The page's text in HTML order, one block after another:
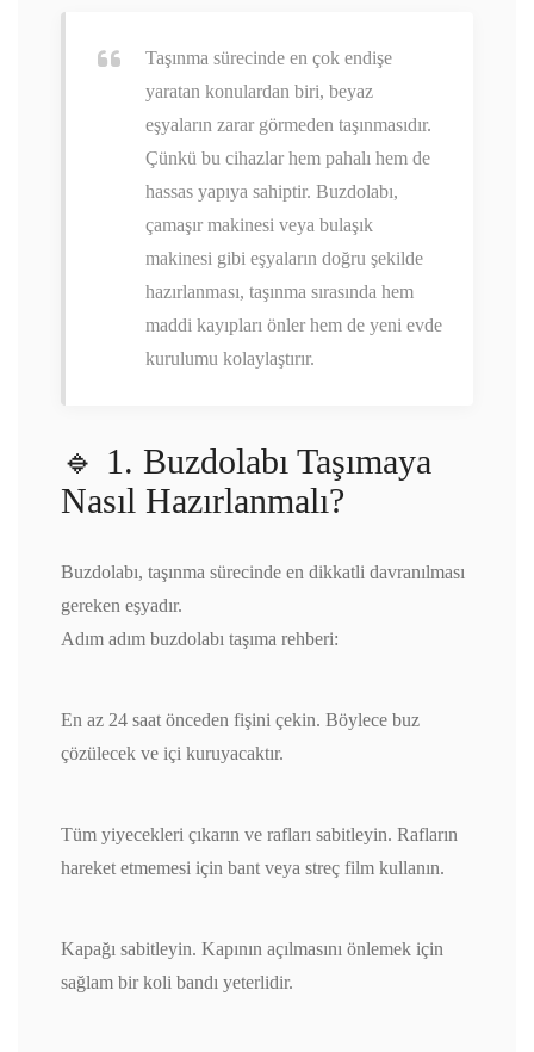
Taşınma sürecinde en çok endişe
yaratan konulardan biri, beyaz
eşyaların zarar görmeden taşınmasıdır.
Çünkü bu cihazlar hem pahalı hem de
hassas yapıya sahiptir. Buzdolabı,
çamaşır makinesi veya bulaşık
makinesi gibi eşyaların doğru şekilde
hazırlanması, taşınma sırasında hem
maddi kayıpları önler hem de yeni evde
kurulumu kolaylaştırır.
🔹 1. Buzdolabı Taşımaya
Nasıl Hazırlanmalı?
Buzdolabı, taşınma sürecinde en dikkatli davranılması
gereken eşyadır.
Adım adım buzdolabı taşıma rehberi:
En az 24 saat önceden fişini çekin. Böylece buz
çözülecek ve içi kuruyacaktır.
Tüm yiyecekleri çıkarın ve rafları sabitleyin. Rafların
hareket etmemesi için bant veya streç film kullanın.
Kapağı sabitleyin. Kapının açılmasını önlemek için
sağlam bir koli bandı yeterlidir.